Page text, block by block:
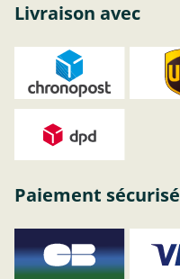
Livraison avec
Paiement sécurisé